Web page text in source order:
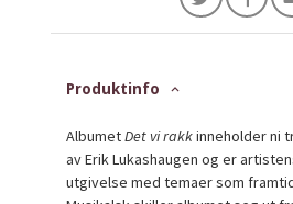
Produktinfo
AlbumetDet vi rakkinneholder ni
av Erik Lukashaugen og er
utgivelse med temaer som